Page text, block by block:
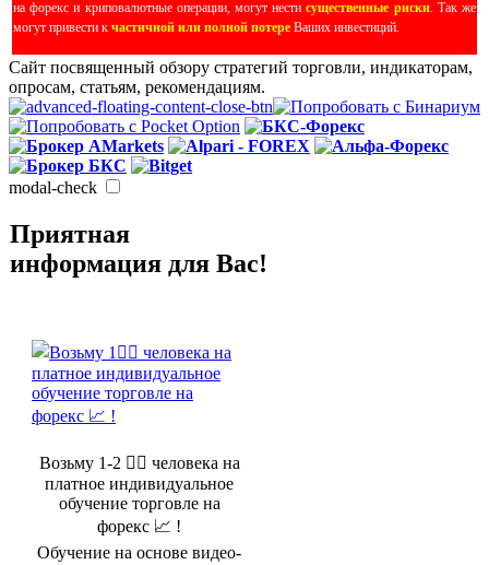
на форекс и криповалютные операции, могут нестисущественные риски. Так же
могут привести к частичной или полной потере Ваших инвестиций.
Сайт посвященный обзору стратегий торговли, индикаторам,
опросам, статьям, рекомендациям.
modal-check
Приятная
информация для Вас!
Возьму 1-2 🤵‍♂️ человека на
платное индивидуальное
обучение торговле на
форекс 📈 !
Обучение на основе видео-